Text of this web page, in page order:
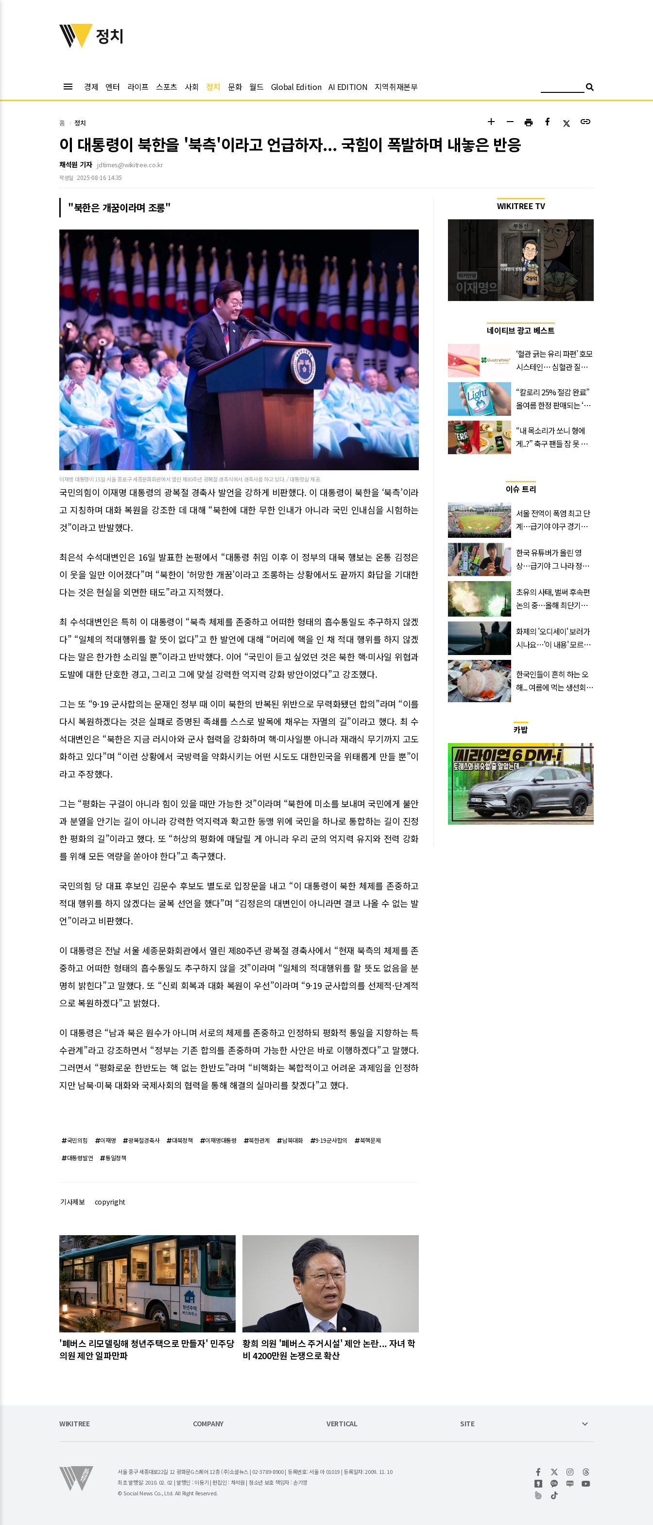
위키트리
정치
menu 경제 엔터 라이프 스포츠 사회 정치 문화 월드 Global Edition AI EDITION 지역취재본부
홈 정치 add remove print link
이 대통령이 북한을 '북측'이라고 언급하자... 국힘이 폭발하며 내놓은 반응
채석원 기자 jdtimes@wikitree.co.kr
작성일 2025-08-16 14:35
"북한은 개꿈이라며 조롱"
이재명 대통령이 15일 서울 종로구 세종문화회관에서 열린 제80주년 광복절 경축식에서 경축사를 하고 있다. / 대통령실 제공.
국민의힘이 이재명 대통령의 광복절 경축사 발언을 강하게 비판했다. 이 대통령이 북한을 ‘북측’이라
고 지칭하며 대화 복원을 강조한 데 대해 “북한에 대한 무한 인내가 아니라 국민 인내심을 시험하는
것”이라고 반발했다.
최은석 수석대변인은 16일 발표한 논평에서 “대통령 취임 이후 이 정부의 대북 행보는 온통 김정은
이 웃을 일만 이어졌다”며 “북한이 ‘허망한 개꿈’이라고 조롱하는 상황에서도 끝까지 화답을 기대한
다는 것은 현실을 외면한 태도”라고 지적했다.
최 수석대변인은 특히 이 대통령이 “북측 체제를 존중하고 어떠한 형태의 흡수통일도 추구하지 않겠
다” “일체의 적대행위를 할 뜻이 없다”고 한 발언에 대해 “머리에 핵을 인 채 적대 행위를 하지 않겠
다는 말은 한가한 소리일 뿐”이라고 반박했다. 이어 “국민이 듣고 싶었던 것은 북한 핵·미사일 위협과
도발에 대한 단호한 경고, 그리고 그에 맞설 강력한 억지력 강화 방안이었다”고 강조했다.
그는 또 “9·19 군사합의는 문재인 정부 때 이미 북한의 반복된 위반으로 무력화됐던 합의”라며 “이를
다시 복원하겠다는 것은 실패로 증명된 족쇄를 스스로 발목에 채우는 자멸의 길”이라고 했다. 최 수
석대변인은 “북한은 지금 러시아와 군사 협력을 강화하며 핵·미사일뿐 아니라 재래식 무기까지 고도
화하고 있다”며 “이런 상황에서 국방력을 약화시키는 어떤 시도도 대한민국을 위태롭게 만들 뿐”이
라고 주장했다.
그는 “평화는 구걸이 아니라 힘이 있을 때만 가능한 것”이라며 “북한에 미소를 보내며 국민에게 불안
과 분열을 안기는 길이 아니라 강력한 억지력과 확고한 동맹 위에 국민을 하나로 통합하는 길이 진정
한 평화의 길”이라고 했다. 또 “허상의 평화에 매달릴 게 아니라 우리 군의 억지력 유지와 전력 강화
를 위해 모든 역량을 쏟아야 한다”고 촉구했다.
국민의힘 당 대표 후보인 김문수 후보도 별도로 입장문을 내고 “이 대통령이 북한 체제를 존중하고
적대 행위를 하지 않겠다는 굴복 선언을 했다”며 “김정은의 대변인이 아니라면 결코 나올 수 없는 발
언”이라고 비판했다.
이 대통령은 전날 서울 세종문화회관에서 열린 제80주년 광복절 경축사에서 “현재 북측의 체제를 존
중하고 어떠한 형태의 흡수통일도 추구하지 않을 것”이라며 “일체의 적대행위를 할 뜻도 없음을 분
명히 밝힌다”고 말했다. 또 “신뢰 회복과 대화 복원이 우선”이라며 “9·19 군사합의를 선제적·단계적
으로 복원하겠다”고 밝혔다.
이 대통령은 “남과 북은 원수가 아니며 서로의 체제를 존중하고 인정하되 평화적 통일을 지향하는 특
수관계”라고 강조하면서 “정부는 기존 합의를 존중하며 가능한 사안은 바로 이행하겠다”고 말했다.
그러면서 “평화로운 한반도는 핵 없는 한반도”라며 “비핵화는 복합적이고 어려운 과제임을 인정하
지만 남북·미북 대화와 국제사회의 협력을 통해 해결의 실마리를 찾겠다”고 했다.
국민의힘 이재명 광복절경축사 대북정책 이재명대통령 북한관계 남북대화 9·19군사합의 북핵문제
대통령발언 통일정책
기사제보 copyright
관련기사
'폐버스 리모델링해 청년주택으로 만들자' 민주당
의원 제안 일파만파
황희 의원 '폐버스 주거시설' 제안 논란... 자녀 학
비 4200만원 논쟁으로 확산
WIKITREE TV
네이티브 광고 베스트
‘혈관 긁는 유리 파편’ 호모
시스테인… 심혈관 질환
“칼로리 25% 절감 완료”
올여름 한정 판매되는 ‘최
“내 목소리가 쏘니 형에
게..?” 축구 팬들 잠 못 들
이슈 트리
서울 전역이 폭염 최고 단
계…급기야 야구 경기까
한국 유튜버가 올린 영
상…급기야 그 나라 정부
초유의 사태, 벌써 후속편
논의 중…올해 최단기간
정체
화제의 '오디세이' 보러가
시나요…'이 내용' 모르고
한국인들이 흔히 하는 오
해... 여름에 먹는 생선회가
카밥
keyboard_arrow_down
WIKITREE COMPANY VERTICAL SITE
서울 중구 세종대로22길 12 광화문G스퀘어 12층 (주)소셜뉴스 | 02-3789-8900 | 등록번호: 서울 아 01019 | 등록일자: 2009. 11. 10
최초 발행일: 2010. 02. 02 | 발행인 : 이동기 | 편집인 : 채석원 | 청소년 보호 책임자 : 손기영
© Social News Co., Ltd. All Right Reserved.
위키트리 페이스북위키트리 인스타그램
위키트리 유튜브
위키트리 틱톡